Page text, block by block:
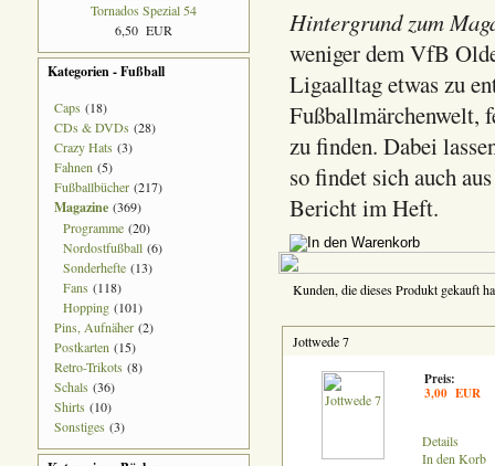
Tornados Spezial 54
6,50 EUR
Kategorien - Fußball
Caps (18)
CDs & DVDs (28)
Crazy Hats (3)
Fahnen (5)
Fußballbücher (217)
Magazine (369)
Programme (20)
Nordostfußball (6)
Sonderhefte (13)
Fans (118)
Hopping (101)
Pins, Aufnäher (2)
Postkarten (15)
Retro-Trikots (8)
Schals (36)
Shirts (10)
Sonstiges (3)
Hintergrund zum
weniger dem VfB
Ligaalltag etwas zu
Fußballmärchenwelt,
zu finden. Dabei
so findet sich auch
Bericht im Heft.
Kunden, die dieses Produkt gekauft
Jottwede 7
Preis:
3,00 EUR
Details
In den Korb